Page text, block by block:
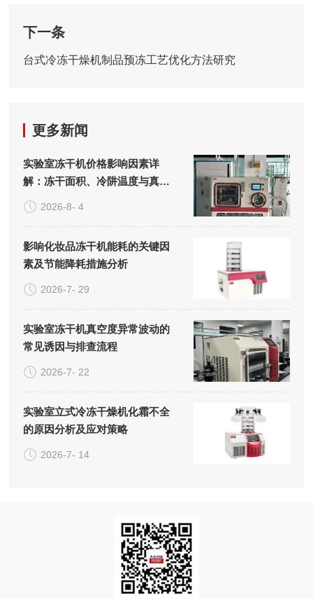
下一条
台式冷冻干燥机制品预冻工艺优化方法研究
更多新闻
实验室冻干机价格影响因素详
解：冻干面积、冷阱温度与真空
系统的成本构成
2026-8- 4
影响化妆品冻干机能耗的关键因
素及节能降耗措施分析
2026-7- 29
实验室冻干机真空度异常波动的
常见诱因与排查流程
2026-7- 22
实验室立式冷冻干燥机化霜不全
的原因分析及应对策略
2026-7- 14